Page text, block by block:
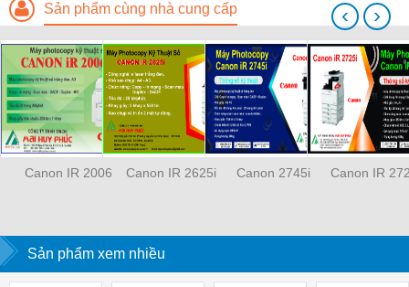
Sản phẩm cùng nhà cung cấp
Canon IR 2006 Canon IR 2625i Canon 2745i Canon IR
‹ ›
Sản phẩm xem nhiều